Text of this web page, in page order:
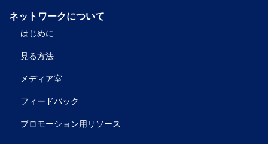
ネットワークについて
はじめに
見る方法
メディア室
フィードバック
プロモーション用リソース